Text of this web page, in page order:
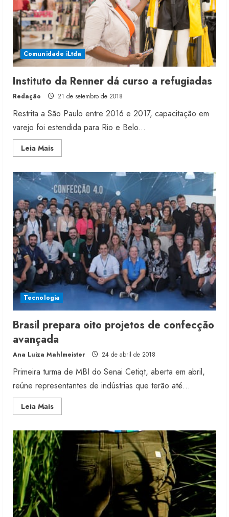
Comunidade iLtda
Instituto da Renner dá curso a refugiadas
Redação 21 de setembro de 2018
Restrita a São Paulo entre 2016 e 2017, capacitação em
varejo foi estendida para Rio e Belo...
Leia MaisRead
more
da
Renner
dá
curso
a
refugiadas
Tecnologia
Brasil prepara oito projetos de confecção
avançada
Ana Luiza Mahlmeister 24 de abril de 2018
Primeira turma de MBI do Senai Cetiqt, aberta em abril,
reúne representantes de indústrias que terão até...
Leia MaisRead
more
prepara
oito
projetos
de
confecção
avançada